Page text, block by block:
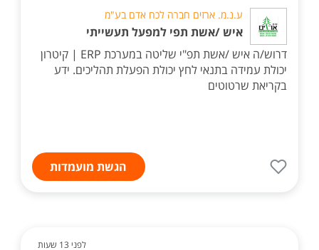
ע.נ.מ. ארזים חברה לכח אדם בע"מ
איש /אשת תפי למפעל תעשייתי
דרוש/ה איש /אשת תפ"י שליטה במערכת ERP | קיטרון
יכולת עמידה בתנאי לחץ יכולת הפעלת תהליכים. ידע
בקריאת שרטוטים
הגשת מועמדות
לפני 13 שעות